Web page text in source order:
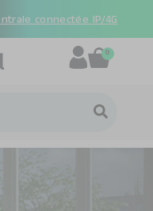
connectée IP/4G
0